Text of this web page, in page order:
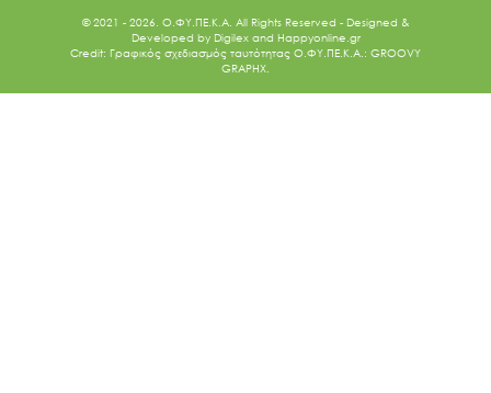
© 2021 - 2026. O.ΦΥ.ΠΕ.Κ.Α. All Rights Reserved - Designed &
Developed by Digilex and Happyonline.gr
Credit: Γραφικός σχεδιασμός ταυτότητας Ο.ΦΥ.ΠΕ.Κ.Α.: GROOVY
GRAPHX.